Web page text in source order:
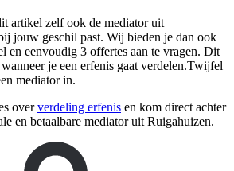
artikel zelf ook de mediator uit
jouw geschil past. Wij bieden je dan ook
en eenvoudig 3 offertes aan te vragen. Dit
je een erfenis gaat verdelen.Twijfel
mediator in.
oververdeling erfenis en kom direct achter
en betaalbare mediator uit Ruigahuizen.